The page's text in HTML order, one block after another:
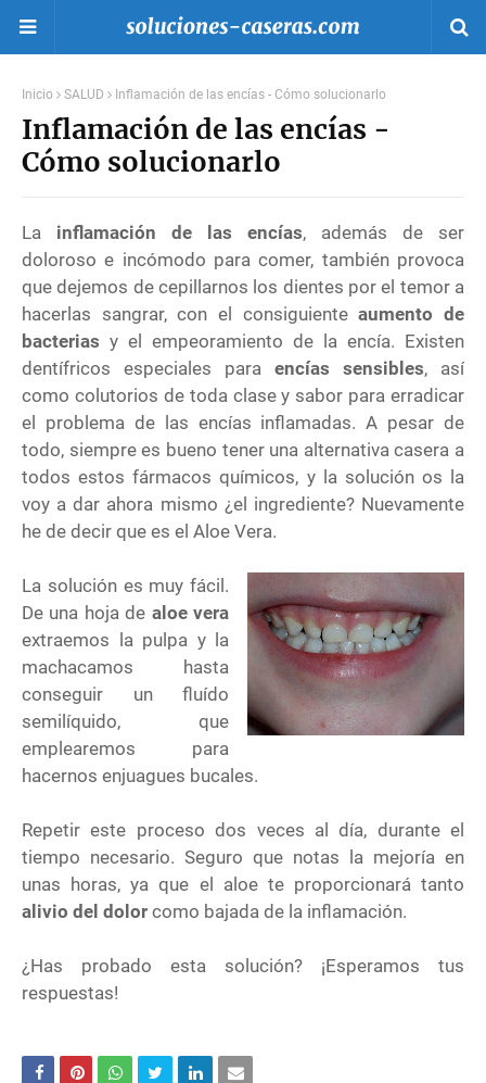
Inicio SALUD Inflamación de las encías - Cómo solucionarlo
Inflamación de las encías -
Cómo solucionarlo
La inflamación de las encías, además de ser
doloroso e incómodo para comer, también provoca
que dejemos de cepillarnos los dientes por el temor a
hacerlas sangrar, con el consiguienteaumento de
bacterias y el empeoramiento de la encía. Existen
dentífricos especiales para encías sensibles, así
como colutorios de toda clase y sabor para erradicar
el problema de las encías inflamadas. A pesar de
todo, siempre es bueno tener una alternativa casera a
todos estos fármacos químicos, y la solución os la
voy a dar ahora mismo ¿el ingrediente? Nuevamente
he de decir que es el Aloe Vera.
La solución es muy fácil.
De una hoja de aloe vera
extraemos la pulpa y la
machacamos hasta
conseguir un fluído
semilíquido, que
emplearemos para
hacernos enjuagues bucales.
Repetir este proceso dos veces al día, durante el
tiempo necesario. Seguro que notas la mejoría en
unas horas, ya que el aloe te proporcionará tanto
alivio del dolor como bajada de la inflamación.
¿Has probado esta solución? ¡Esperamos tus
respuestas!